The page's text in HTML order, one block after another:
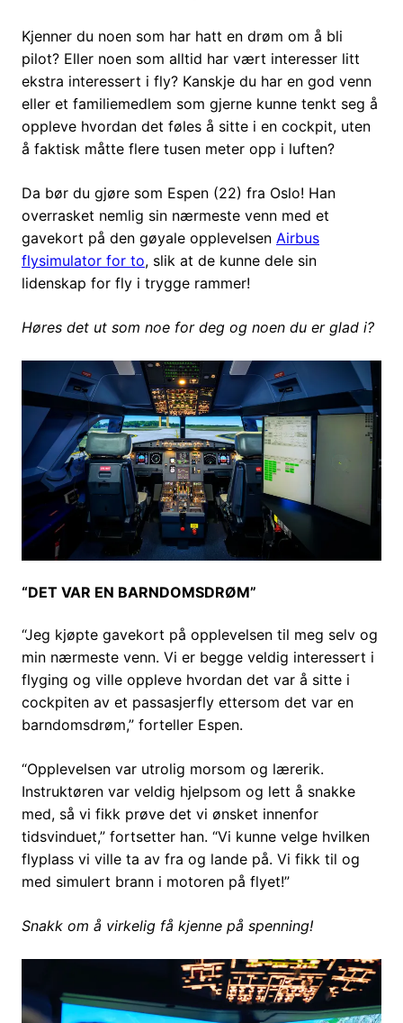
Kjenner du noen som har hatt en drøm om å bli
pilot? Eller noen som alltid har vært interesser litt
ekstra interessert i fly? Kanskje du har en god venn
eller et familiemedlem som gjerne kunne tenkt seg å
oppleve hvordan det føles å sitte i en cockpit, uten
å faktisk måtte flere tusen meter opp i luften?
Da bør du gjøre som Espen (22) fra Oslo! Han
overrasket nemlig sin nærmeste venn med et
gavekort på den gøyale opplevelsen Airbus
flysimulator for to, slik at de kunne dele sin
lidenskap for fly i trygge rammer!
Høres det ut som noe for deg og noen du er glad i?
“DET VAR EN BARNDOMSDRØM”
“Jeg kjøpte gavekort på opplevelsen til meg selv og
min nærmeste venn. Vi er begge veldig interessert i
flyging og ville oppleve hvordan det var å sitte i
cockpiten av et passasjerfly ettersom det var en
barndomsdrøm,” forteller Espen.
“Opplevelsen var utrolig morsom og lærerik.
Instruktøren var veldig hjelpsom og lett å snakke
med, så vi fikk prøve det vi ønsket innenfor
tidsvinduet,” fortsetter han. “Vi kunne velge hvilken
flyplass vi ville ta av fra og lande på. Vi fikk til og
med simulert brann i motoren på flyet!”
Snakk om å virkelig få kjenne på spenning!